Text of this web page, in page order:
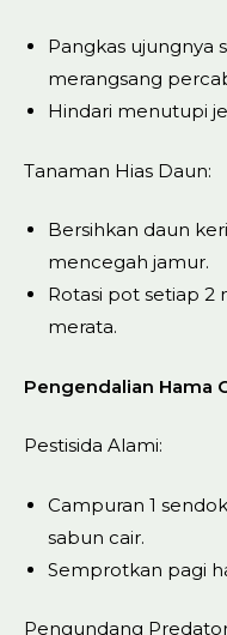
Pangkas ujungnya
merangsang
Hindari menutupi
Tanaman Hias Daun:
Bersihkan daun
mencegah jamur.
Rotasi pot setiap
merata.
Pengendalian Hama
Pestisida Alami:
Campuran 1
sabun cair.
Semprotkan pagi
Pengundang